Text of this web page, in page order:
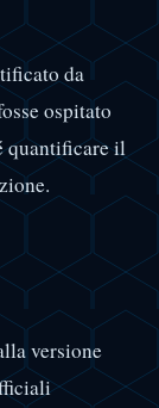
da
ospitato
quantificare il
versione